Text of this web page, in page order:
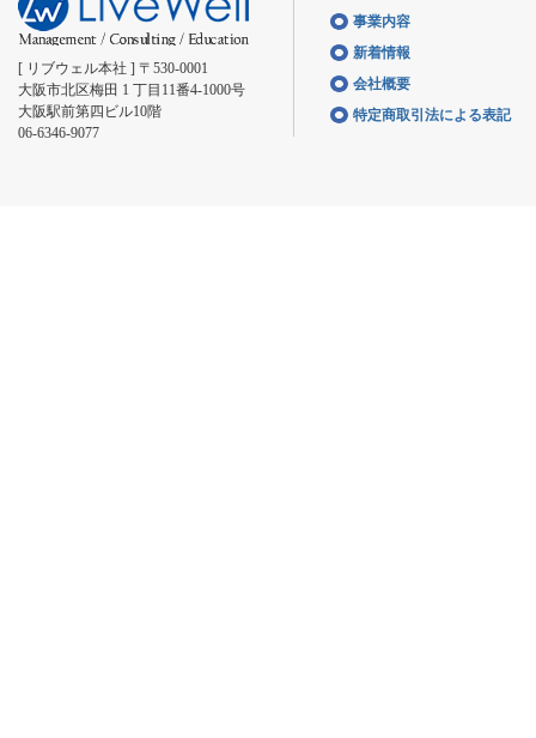
[ リブウェル本社 ] 〒530-0001
大阪市北区梅田 1 丁目11番4-1000号
大阪駅前第四ビル10階
06-6346-9077
事業内容
新着情報
会社概要
特定商取引法による表記